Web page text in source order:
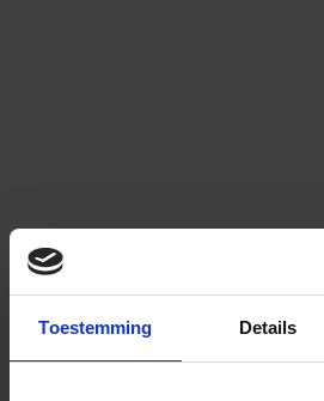
Toestemming Details